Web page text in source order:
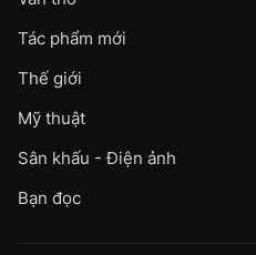
Tác phẩm mới
Thế giới
Mỹ thuật
Sân khấu - Điện ảnh
Bạn đọc